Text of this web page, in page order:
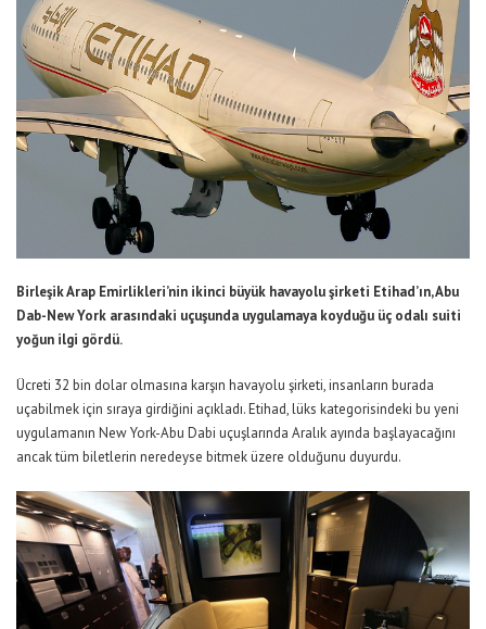
Birleşik Arap Emirlikleri’nin ikinci büyük havayolu şirketi Etihad’ın, Abu
Dab-New York arasındaki uçuşunda uygulamaya koyduğu üç odalı suiti
yoğun ilgi gördü.
Ücreti 32 bin dolar olmasına karşın havayolu şirketi, insanların burada
uçabilmek için sıraya girdiğini açıkladı. Etihad, lüks kategorisindeki bu yeni
uygulamanın New York-Abu Dabi uçuşlarında Aralık ayında başlayacağını
ancak tüm biletlerin neredeyse bitmek üzere olduğunu duyurdu.